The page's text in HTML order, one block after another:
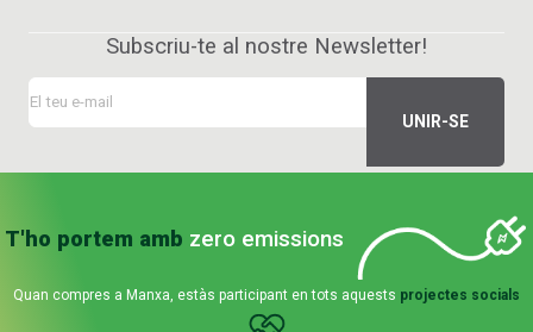
Subscriu-te al nostre Newsletter!
T'ho portem amb zero emissions
Quan compres a Manxa, estàs participant en tots aquests projectes socials